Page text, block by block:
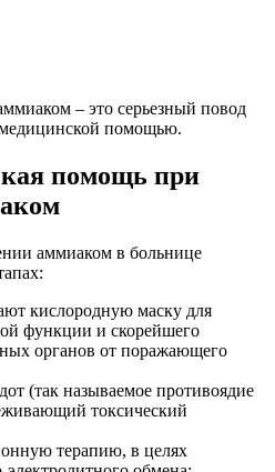
– это серьезный повод
медицинской помощью.
помощь при
аммиаком в больнице
кислородную маску для
функции и скорейшего
органов от поражающего
(так называемое противоядие
токсический
терапию, в целях